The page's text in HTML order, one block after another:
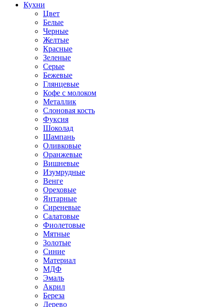
Кухни
Цвет
Белые
Черные
Желтые
Красные
Зеленые
Серые
Бежевые
Глянцевые
Кофе с молоком
Металлик
Слоновая кость
Фуксия
Шоколад
Шампань
Оливковые
Оранжевые
Вишневые
Изумрудные
Венге
Ореховые
Янтарные
Сиреневые
Салатовые
Фиолетовые
Мятные
Золотые
Синие
Материал
МДФ
Эмаль
Акрил
Береза
Дерево